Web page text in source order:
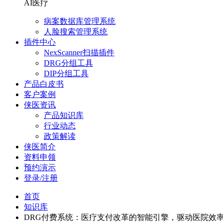
AI医疗
病案数据库管理系统
人脸搜索管理系统
插件中心
NexScanner扫描插件
DRG分组工具
DIP分组工具
产品白皮书
客户案例
侠医资讯
产品知识库
行业动态
政策解读
侠医简介
资料申领
预约演示
登录/注册
首页
知识库
DRG付费系统：医疗支付改革的智能引擎，驱动医院效